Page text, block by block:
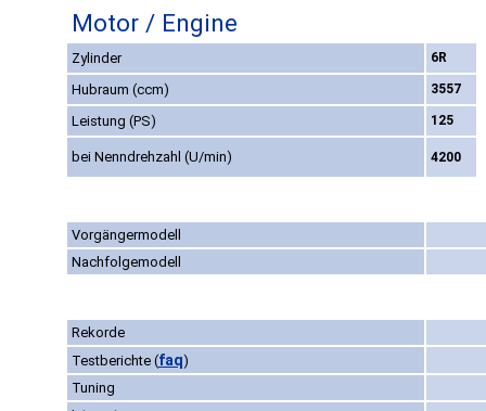
Motor / Engine
Zylinder 6R
Hubraum (ccm) 3557
Leistung (PS) 125
bei Nenndrehzahl (U/min) 4200
Vorgängermodell
Nachfolgemodell
Rekorde
Testberichte (faq)
Tuning